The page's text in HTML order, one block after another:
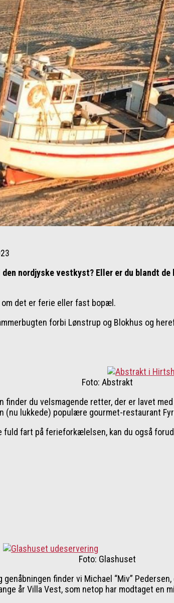
nordjyske vestkyst? Eller er du blandt
om det er ferie eller fast bopæl.
forbi Lønstrup og Blokhus og
Foto: Abstrakt
du velsmagende retter, der er lavet
(nu lukkede) populære gourmet-restaurant
fart på ferieforkælelsen, kan du også
Foto: Glashuset
finder vi Michael “Miv”
år Villa Vest, som netop har modtaget en